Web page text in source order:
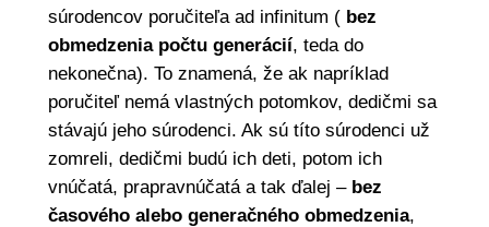
súrodencov poručiteľa ad infinitum ( bez
obmedzenia počtu generácií, teda do
nekonečna). To znamená, že ak napríklad
poručiteľ nemá vlastných potomkov, dedičmi sa
stávajú jeho súrodenci. Ak sú títo súrodenci už
zomreli, dedičmi budú ich deti, potom ich
vnúčatá, prapravnúčatá a tak ďalej – bez
časového alebo generačného obmedzenia,